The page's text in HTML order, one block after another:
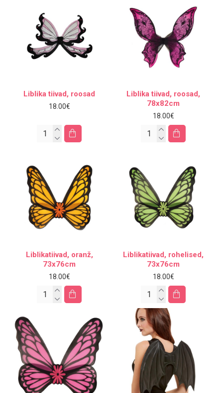
Liblika tiivad, roosad
18.00€
Liblika tiivad, roosad,
78x82cm
18.00€
Liblikatiivad, oranž,
73x76cm
18.00€
Liblikatiivad, rohelised,
73x76cm
18.00€